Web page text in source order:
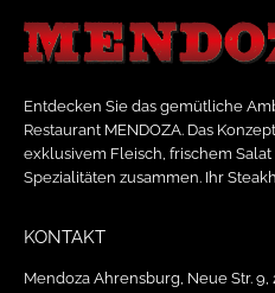
Entdecken Sie das gemütliche
Restaurant MENDOZA. Das
exklusivem Fleisch, frischem
Spezialitäten zusammen. Ihr
KONTAKT
Mendoza Ahrensburg, Neue Str.